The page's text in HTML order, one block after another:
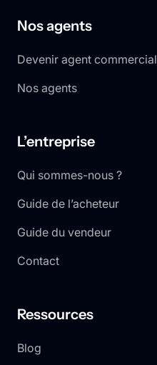
Nos agents
Devenir agent commercial
Nos agents
L’entreprise
Qui sommes-nous ?
Guide de l’acheteur
Guide du vendeur
Contact
Ressources
Blog